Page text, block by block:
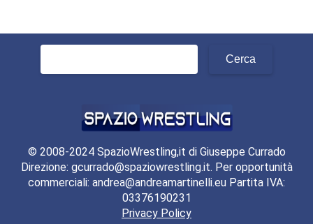
© 2008-2024 SpazioWrestling,it di Giuseppe Currado
Direzione: gcurrado@spaziowrestling.it. Per opportunità
commerciali: andrea@andreamartinelli.eu Partita IVA:
03376190231
Privacy Policy